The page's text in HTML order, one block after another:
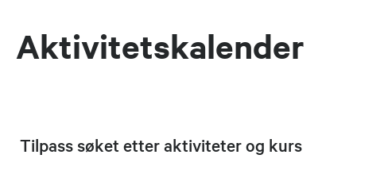
Aktivitetskalender
Tilpass søket etter aktiviteter og kurs